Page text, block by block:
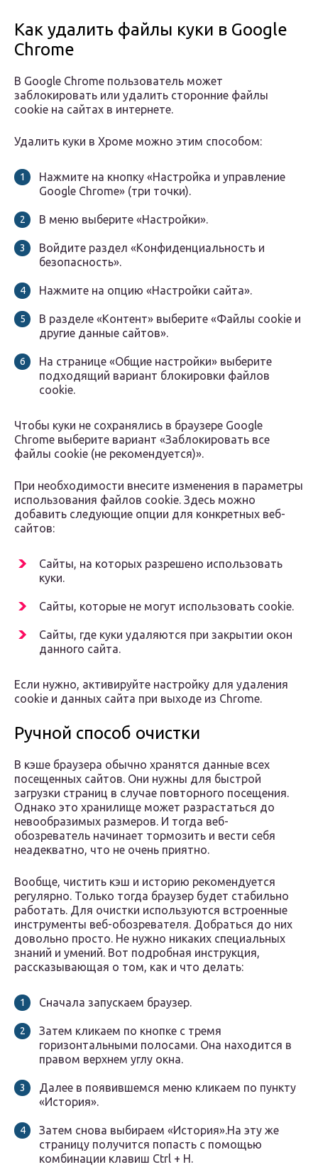
Как удалить файлы куки в Google
Chrome
В Google Chrome пользователь может
заблокировать или удалить сторонние файлы
cookie на сайтах в интернете.
Удалить куки в Хроме можно этим способом:
Нажмите на кнопку «Настройка и управление
Google Chrome» (три точки).
В меню выберите «Настройки».
Войдите раздел «Конфиденциальность и
безопасность».
Нажмите на опцию «Настройки сайта».
В разделе «Контент» выберите «Файлы cookie и
другие данные сайтов».
На странице «Общие настройки» выберите
подходящий вариант блокировки файлов
cookie.
Чтобы куки не сохранялись в браузере Google
Chrome выберите вариант «Заблокировать все
файлы cookie (не рекомендуется)».
При необходимости внесите изменения в параметры
использования файлов cookie. Здесь можно
добавить следующие опции для конкретных веб-
сайтов:
Сайты, на которых разрешено использовать
куки.
Сайты, которые не могут использовать cookie.
Сайты, где куки удаляются при закрытии окон
данного сайта.
Если нужно, активируйте настройку для удаления
cookie и данных сайта при выходе из Chrome.
Ручной способ очистки
В кэше браузера обычно хранятся данные всех
посещенных сайтов. Они нужны для быстрой
загрузки страниц в случае повторного посещения.
Однако это хранилище может разрастаться до
невообразимых размеров. И тогда веб-
обозреватель начинает тормозить и вести себя
неадекватно, что не очень приятно.
Вообще, чистить кэш и историю рекомендуется
регулярно. Только тогда браузер будет стабильно
работать. Для очистки используются встроенные
инструменты веб-обозревателя. Добраться до них
довольно просто. Не нужно никаких специальных
знаний и умений. Вот подробная инструкция,
рассказывающая о том, как и что делать:
Сначала запускаем браузер.
Затем кликаем по кнопке с тремя
горизонтальными полосами. Она находится в
правом верхнем углу окна.
Далее в появившемся меню кликаем по пункту
«История».
Затем снова выбираем «История».На эту же
страницу получится попасть с помощью
комбинации клавиш Ctrl + H.